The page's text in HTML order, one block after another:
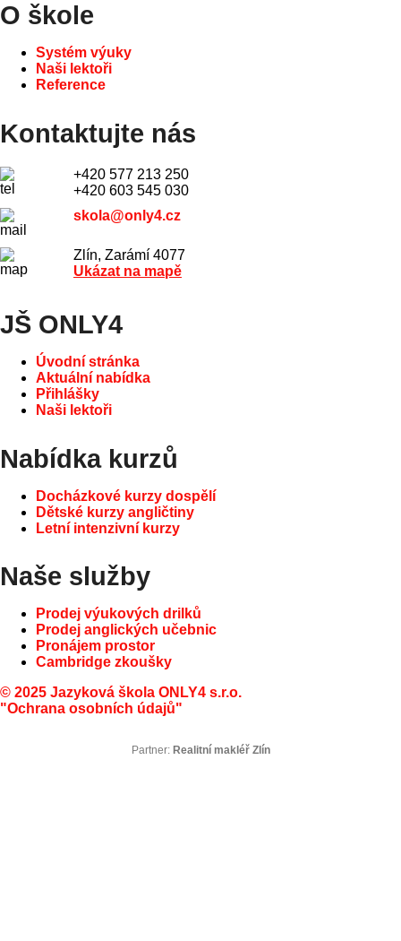
O škole
Systém výuky
Naši lektoři
Reference
Kontaktujte nás
+420 577 213 250
+420 603 545 030
skola@only4.cz
Zlín, Zarámí 4077
Ukázat na mapě
JŠ ONLY4
Úvodní stránka
Aktuální nabídka
Přihlášky
Naši lektoři
Nabídka kurzů
Docházkové kurzy dospělí
Dětské kurzy angličtiny
Letní intenzivní kurzy
Naše služby
Prodej výukových drilků
Prodej anglických učebnic
Pronájem prostor
Cambridge zkoušky
© 2025 Jazyková škola ONLY4 s.r.o.
"Ochrana osobních údajů"
Partner: Realitní makléř Zlín